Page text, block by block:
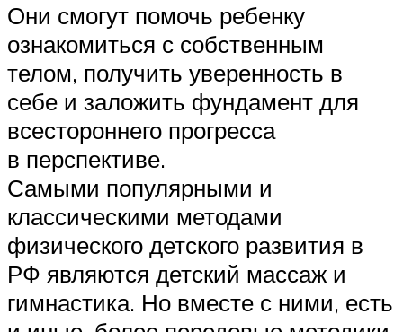
Они смогут помочь ребенку
ознакомиться с собственным
телом, получить уверенность в
себе и заложить фундамент для
всестороннего прогресса
в перспективе.
Самыми популярными и
классическими методами
физического детского развития в
РФ являются детский массаж и
гимнастика. Но вместе с ними, есть